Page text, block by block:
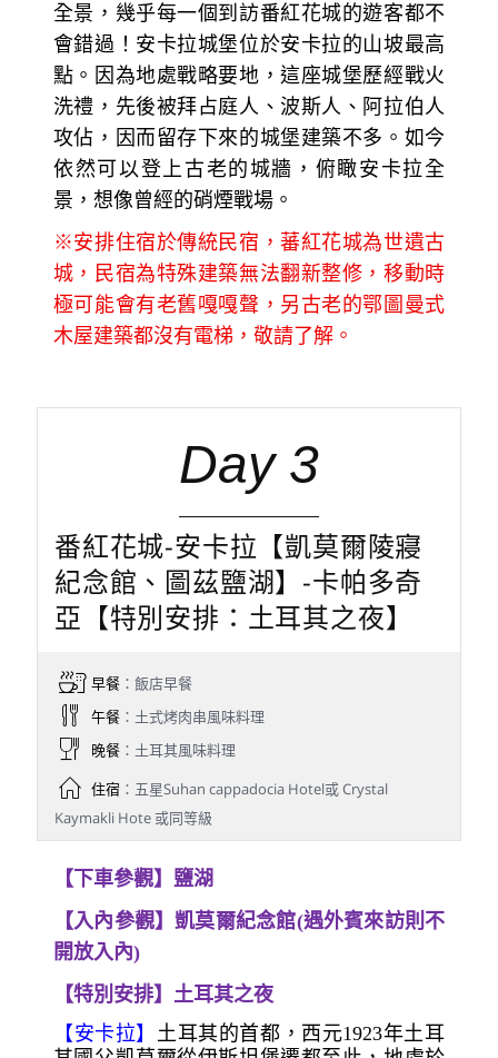
全景，幾乎每一個到訪番紅花城的遊客都不
會錯過！安卡拉城堡位於安卡拉的山坡最高
點。因為地處戰略要地，這座城堡歷經戰火
洗禮，先後被拜占庭人、波斯人、阿拉伯人
攻佔，因而留存下來的城堡建築不多。如今
依然可以登上古老的城牆，俯瞰安卡拉全
景，想像曾經的硝煙戰場。
※安排住宿於傳統民宿，蕃紅花城為世遺古
城，民宿為特殊建築無法翻新整修，移動時
極可能會有老舊嘎嘎聲，另古老的鄂圖曼式
木屋建築都沒有電梯，敬請了解。
Day 3
番紅花城-安卡拉【凱莫爾陵寢
紀念館、圖茲鹽湖】-卡帕多奇
亞【特別安排：土耳其之夜】
早餐：飯店早餐
午餐：土式烤肉串風味料理
晚餐：土耳其風味料理
住宿：五星Suhan cappadocia Hotel或 Crystal
Kaymakli Hote 或同等級
【下車參觀】鹽湖
【入內參觀】凱莫爾紀念館(遇外賓來訪則不
開放入內)
【特別安排】土耳其之夜
【安卡拉】
土耳其的首都，西元1923年土耳